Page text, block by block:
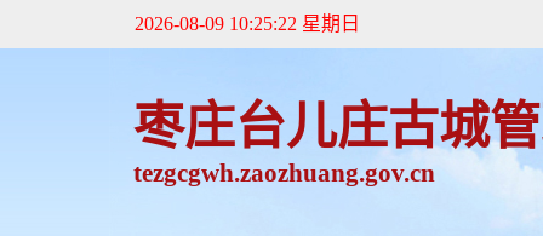
2026-08-09 10:25:23 星期日
枣庄台儿庄古城
tezgcgwh.zaozhuang.gov.cn